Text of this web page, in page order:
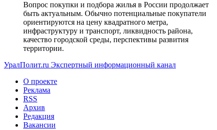
Вопрос покупки и подбора жилья в России продолжает
быть актуальным. Обычно потенциальные покупатели
ориентируются на цену квадратного метра,
инфраструктуру и транспорт, ликвидность района,
качество городской среды, перспективы развития
территории.
УралПолит.ru Экспертный информационный канал
О проекте
Реклама
RSS
Архив
Редакция
Вакансии